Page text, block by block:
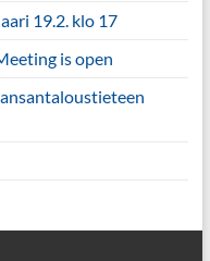
19.2. klo 17
is open